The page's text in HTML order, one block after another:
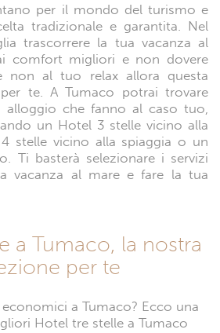
per il mondo del turismo e
tradizionale e garantita. Nel
trascorrere la tua vacanza al
comfort migliori e non dovere
non al tuo relax allora questa
te. A Tumaco potrai trovare
alloggio che fanno al caso tuo,
un Hotel 3 stelle vicino alla
stelle vicino alla spiaggia o un
Ti basterà selezionare i servizi
vacanza al mare e fare la tua
a Tumaco, la nostra
per te
a Tumaco? Ecco una
Hotel tre stelle a Tumaco